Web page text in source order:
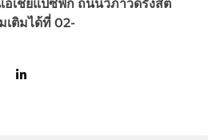
เชียแปซิฟิก ถนนวิภาวดีรังสิต
เติมได้ที่ 02-